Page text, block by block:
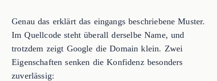
Genau das erklärt das eingangs beschriebene Muster.
Im Quellcode steht überall derselbe Name, und
trotzdem zeigt Google die Domain klein. Zwei
Eigenschaften senken die Konfidenz besonders
zuverlässig: